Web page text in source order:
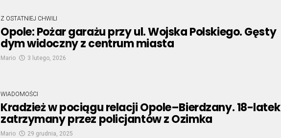
Z OSTATNIEJ CHWILI
Opole: Pożar garażu przy ul. Wojska Polskiego. Gęsty
dym widoczny z centrum miasta
Mario 3 lutego, 2026
WIADOMOŚCI
Kradzież w pociągu relacji Opole–Bierdzany. 18-latek
zatrzymany przez policjantów z Ozimka
Mario 29 grudnia, 2025